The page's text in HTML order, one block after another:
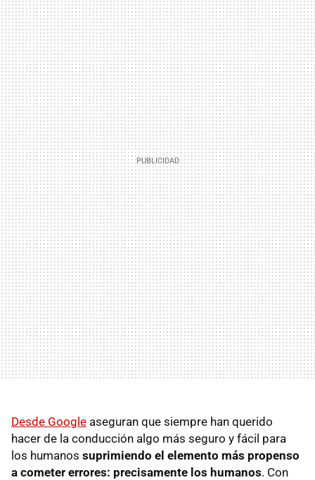
Desde Google aseguran que siempre han querido
hacer de la conducción algo más seguro y fácil para
los humanos suprimiendo el elemento más propenso
a cometer errores: precisamente los humanos. Con